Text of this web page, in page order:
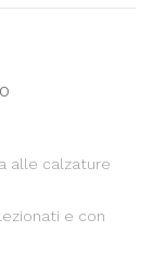
alle calzature
e con